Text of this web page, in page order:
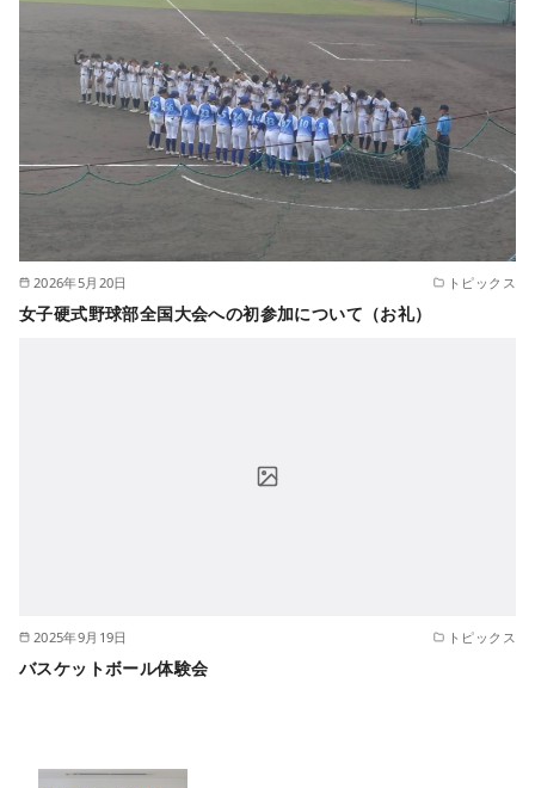
2026年5月20日 トピックス
女子硬式野球部全国大会への初参加について（お礼）
2025年9月19日 トピックス
バスケットボール体験会